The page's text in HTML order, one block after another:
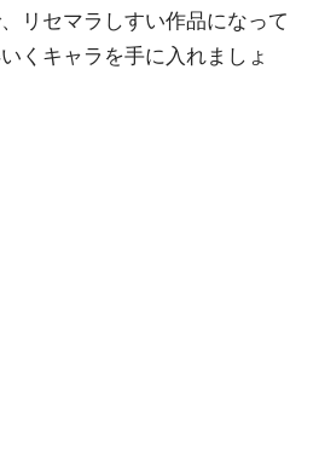
リセマラしすい作品になって
くキャラを手に入れましょ